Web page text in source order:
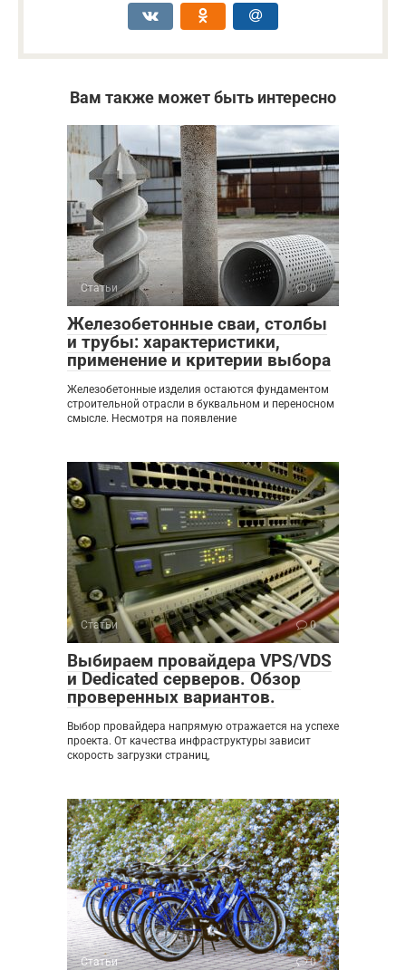
Вам также может быть интересно
Статьи 0
Железобетонные сваи, столбы
и трубы: характеристики,
применение и критерии выбора
Железобетонные изделия остаются фундаментом
строительной отрасли в буквальном и переносном
смысле. Несмотря на появление
Статьи 0
Выбираем провайдера VPS/VDS
и Dedicated серверов. Обзор
проверенных вариантов.
Выбор провайдера напрямую отражается на успехе
проекта. От качества инфраструктуры зависит
скорость загрузки страниц,
Статьи 0